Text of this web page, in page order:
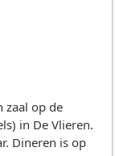
zaal op de
in De Vlieren.
Dineren is op